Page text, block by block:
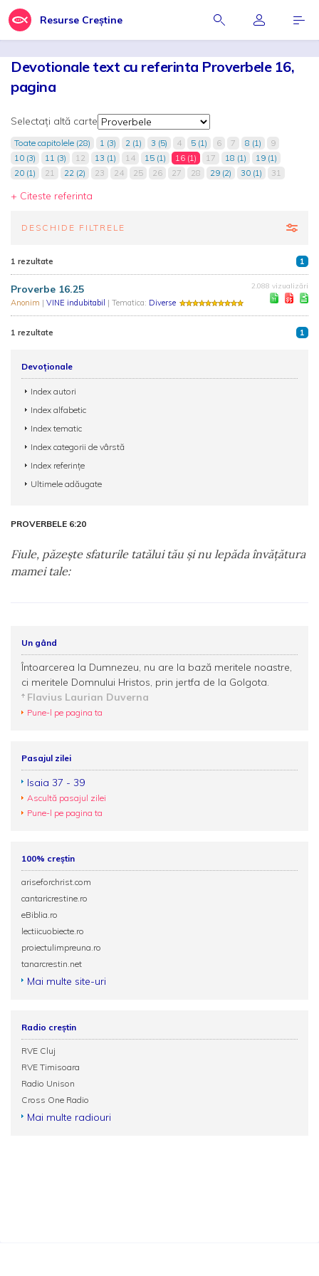
Resurse Creștine
Devotionale text cu referinta Proverbele 16,
pagina
Selectați altă carte
Toate capitolele (28) 1 (3) 2 (1) 3 (5) 4 5 (1) 6 7 8 (1)
9
10 (3)
11 (3) 12 13 (1) 14 15 (1) 16 (1) 17 18 (1)
19 (1)
20 (1)
21 22 (2) 23 24 25 26 27 28 29 (2) 30 (1) 31
+ Citeste referinta
DESCHIDE FILTRELE
1 rezultate 1
Proverbe 16.25
Anonim | VINE indubitabil | Tematica: Diverse
2.088 vizualizări
1 rezultate 1
Devoționale
Index autori
Index alfabetic
Index tematic
Index categorii de vârstă
Index referințe
Ultimele adăugate
PROVERBELE 6:20
Fiule, păzeşte sfaturile tatălui tău şi nu lepăda învăţătura
mamei tale:
Un gând
Întoarcerea la Dumnezeu, nu are la bază meritele noastre,
ci meritele Domnului Hristos, prin jertfa de la Golgota.
Flavius Laurian Duverna
Pune-l pe pagina ta
Pasajul zilei
Isaia 37 - 39
Ascultă pasajul zilei
Pune-l pe pagina ta
100% creștin
ariseforchrist.com
cantaricrestine.ro
eBiblia.ro
lectiicuobiecte.ro
proiectulimpreuna.ro
tanarcrestin.net
Mai multe site-uri
Radio creștin
RVE Cluj
RVE Timisoara
Radio Unison
Cross One Radio
Mai multe radiouri